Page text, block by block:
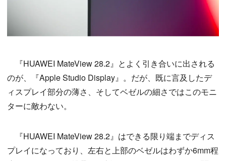
『HUAWEI MateView 28.2』とよく引き合いに出される
のが、『Apple Studio Display』。だが、既に言及したデ
ィスプレイ部分の薄さ、そしてベゼルの細さではこのモニ
ターに敵わない。
『HUAWEI MateView 28.2』はできる限り端までディス
プレイになっており、左右と上部のベゼルはわずか6mm程